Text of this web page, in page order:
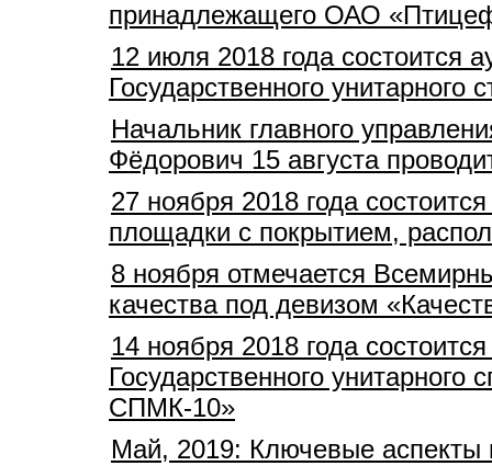
принадлежащего ОАО
12 июля 2018 года состоится
Государственного
Начальник главного
Фёдорович 15 августа
27 ноября 2018 года
площадки с покрытием,
8 ноября отмечается
качества под девизом
14 ноября 2018 года
Государственного унитарного
СПМК-10»
Май, 2019: Ключевые аспекты